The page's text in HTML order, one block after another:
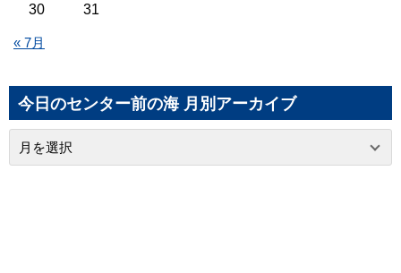
« 7月
30 31
今日のセンター前の海 月別アーカイブ